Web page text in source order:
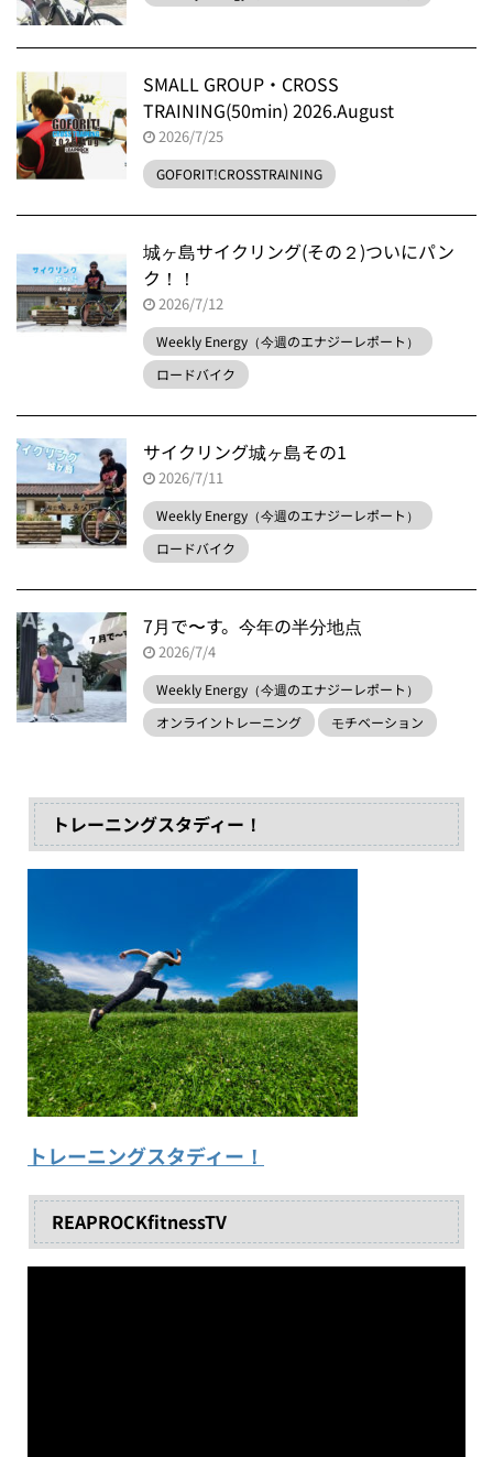
SMALL GROUP・CROSS
TRAINING(50min) 2026.August
2026/7/25
GOFORIT!CROSSTRAINING
城ヶ島サイクリング(その２)ついにパン
ク！！
2026/7/12
Weekly Energy（今週のエナジーレポート）
ロードバイク
サイクリング城ヶ島その1
2026/7/11
Weekly Energy（今週のエナジーレポート）
ロードバイク
7月で〜す。今年の半分地点
2026/7/4
Weekly Energy（今週のエナジーレポート）
オンライントレーニング
モチベーション
トレーニングスタディー！
トレーニングスタディー！
REAPROCKfitnessTV